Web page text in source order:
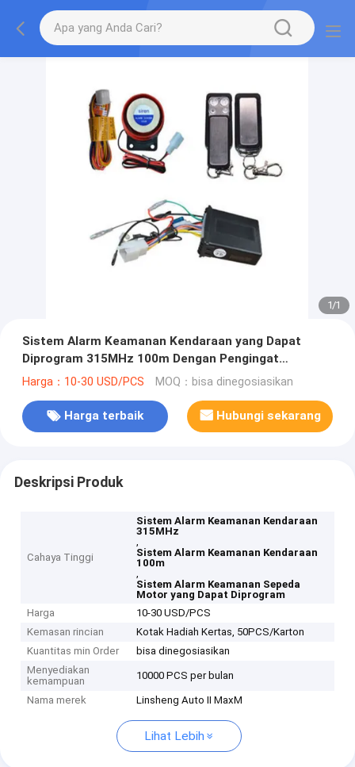
1/1
Sistem Alarm Keamanan Kendaraan yang Dapat
Diprogram 315MHz 100m Dengan Pengingat
Berbicara Suara
Harga：10-30 USD/PCS MOQ：bisa dinegosiasikan
Harga terbaik Hubungi sekarang
Deskripsi Produk
Cahaya Tinggi
Sistem Alarm Keamanan Kendaraan
315MHz
,
Sistem Alarm Keamanan Kendaraan
100m
,
Sistem Alarm Keamanan Sepeda
Motor yang Dapat Diprogram
Harga
10-30 USD/PCS
Kemasan rincian
Kotak Hadiah Kertas, 50PCS/Karton
Kuantitas min Order
bisa dinegosiasikan
Menyediakan
kemampuan
10000 PCS per bulan
Nama merek Linsheng Auto II MaxM
Lihat Lebih